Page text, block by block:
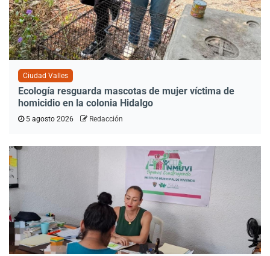
Ciudad Valles
Ecología resguarda mascotas de mujer víctima de
homicidio en la colonia Hidalgo
5 agosto 2026 Redacción